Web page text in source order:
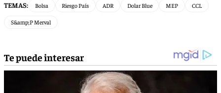
TEMAS: Bolsa Riesgo País ADR Dolar Blue MEP CCL
S&amp;P Merval